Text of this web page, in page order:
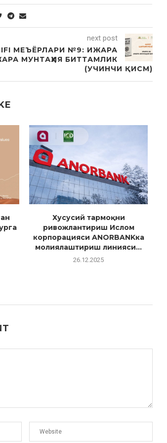
next post
МЕЪЁРЛАРИ №9: ИЖАРА
МУНТАҲИЯ БИТТАМЛИК
(УЧИНЧИ ҚИСМ)
Хусусий тармоқни
ривожлантириш Ислом
корпорацияси ANORBANKка
молиялаштириш линияси...
26.12.2025